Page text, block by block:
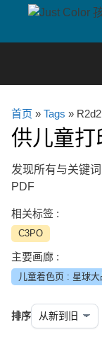
content
首页 » Tags » R2d2
供儿童打
发现所有与关键
PDF
相关标签 :
C3PO
主要画廊 :
儿童着色页 : 星球大
排序